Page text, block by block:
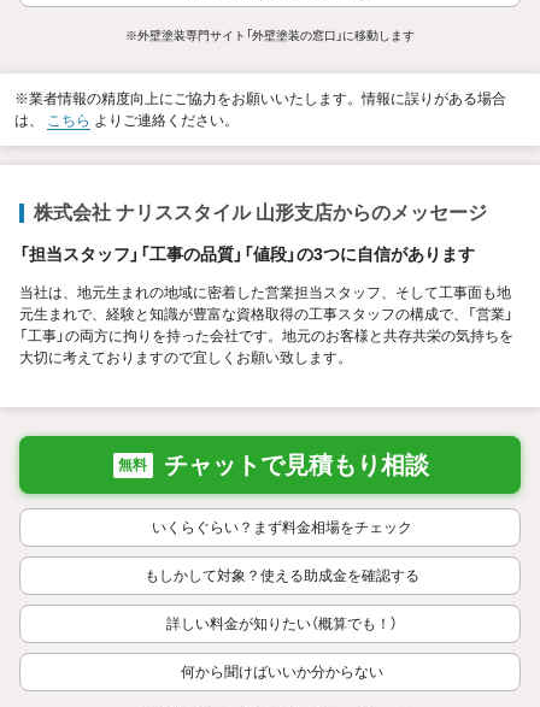
※外壁塗装専門サイト「外壁塗装の窓口」に移動します
※業者情報の精度向上にご協力をお願いいたします。情報に誤りがある場合
は、 こちら よりご連絡ください。
株式会社 ナリススタイル 山形支店からのメッセージ
「担当スタッフ」「工事の品質」「値段」の3つに自信があります
当社は、地元生まれの地域に密着した営業担当スタッフ、そして工事面も地
元生まれで、経験と知識が豊富な資格取得の工事スタッフの構成で、「営業」
「工事」の両方に拘りを持った会社です。地元のお客様と共存共栄の気持ちを
大切に考えておりますので宜しくお願い致します。
無料 チャットで見積もり相談
いくらぐらい？まず料金相場をチェック
もしかして対象？使える助成金を確認する
詳しい料金が知りたい（概算でも！）
何から聞けばいいか分からない